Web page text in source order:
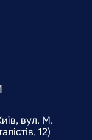
вул. М.
12)